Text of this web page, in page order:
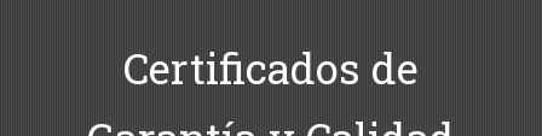
Certificados de